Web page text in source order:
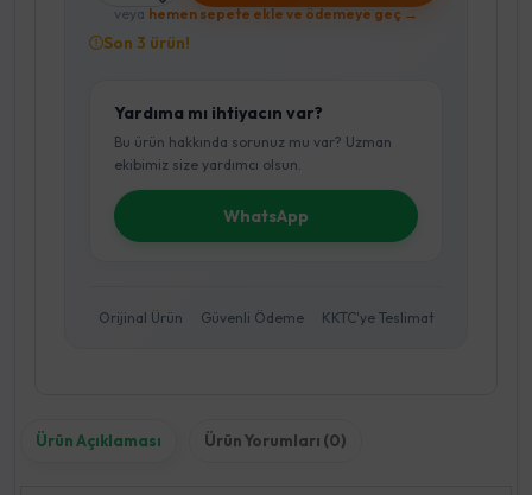
veya hemen sepete ekle ve ödemeye geç →
Son 3 ürün!
Yardıma mı ihtiyacın var?
Bu ürün hakkında sorunuz mu var? Uzman
ekibimiz size yardımcı olsun.
WhatsApp
Orijinal Ürün Güvenli Ödeme KKTC'ye Teslimat
Ürün Açıklaması Ürün Yorumları (0)